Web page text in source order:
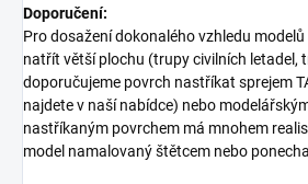
Doporučení:
Pro dosažení dokonalého vzhledu
natřít větší plochu (trupy civilních letadel,
doporučujeme povrch nastříkat sprejem
najdete v naší nabídce) nebo
nastříkaným povrchem má mnohem
model namalovaný štětcem nebo